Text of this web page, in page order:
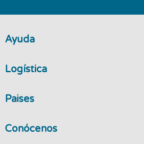
Ayuda
Logística
Paises
Conócenos